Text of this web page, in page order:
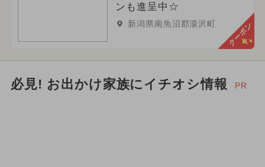
2026年4月のイベント
2024年9月のイベント
2026年10月のイベント アウトドア
ンも進呈中☆
新潟県南魚沼郡湯沢町 クーポン
必見! お出かけ家族にイチオシ情報 PR